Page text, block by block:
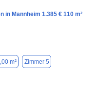
in Mannheim 1.385 € 110 m²
m² Zimmer 5